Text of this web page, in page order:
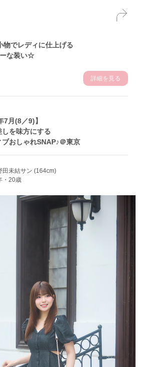
物でレディに仕上げる
な装い☆
詳細を見る
7月(8／9)】
しを味方にする
ブおしゃれSNAP♪＠東京
田未結サン (164cm)
・20歳